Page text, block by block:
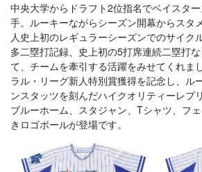
中央大学からドラフト2位指名でベイスタ
手。ルーキーながらシーズン開幕からスタ
人史上初のレギュラーシーズンでのサイク
多二塁打記録、史上初の5打席連続二塁打
て、チームを牽引する活躍をみせてくれま
ラル・リーグ新人特別賞獲得を記念し、ル
ンスタッツを刻んだハイクオリティーレプ
ブルーホーム、スタジャン、Tシャツ、フ
きロゴボールが登場です。